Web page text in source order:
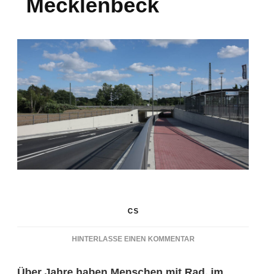
Mecklenbeck
CS
HINTERLASSE EINEN KOMMENTARZU